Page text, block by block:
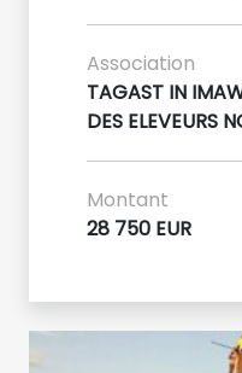
Association
TAGAST IN
DES ELEVEURS
Montant
28 750 EUR